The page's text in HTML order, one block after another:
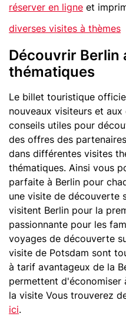
réserver en ligne et
diverses visites à thèmes
Découvrir Berlin
thématiques
Le billet touristique
nouveaux visiteurs et
conseils utiles pour
des offres des
dans différentes visites
thématiques. Ainsi vous
parfaite à Berlin pour
une visite de découverte
visitent Berlin pour la
passionnante pour les
voyages de découverte
visite de Potsdam sont
à tarif avantageux de la
permettent d'économiser
la visite Vous trouverez
ici.